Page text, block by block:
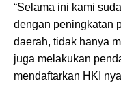
“Selama ini kami
dengan peningkatan
daerah, tidak hanya
juga melakukan
mendaftarkan HKI